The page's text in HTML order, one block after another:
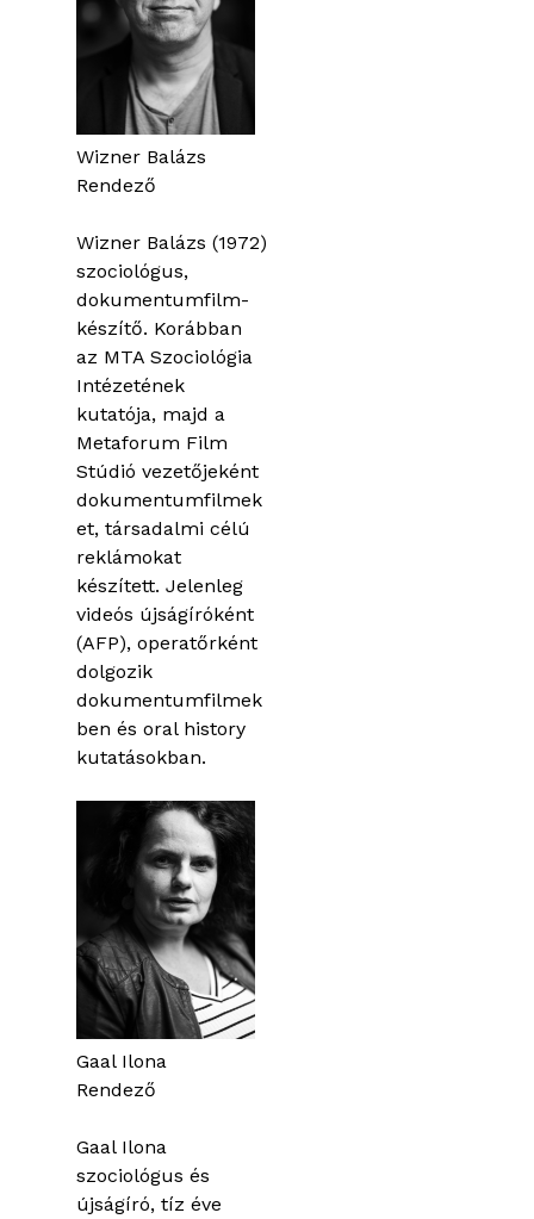
Wizner Balázs
Rendező
Wizner Balázs (1972)
szociológus,
dokumentumfilm-
készítő. Korábban
az MTA Szociológia
Intézetének
kutatója, majd a
Metaforum Film
Stúdió vezetőjeként
dokumentumfilmek
et, társadalmi célú
reklámokat
készített. Jelenleg
videós újságíróként
(AFP), operatőrként
dolgozik
dokumentumfilmek
ben és oral history
kutatásokban.
Gaal Ilona
Rendező
Gaal Ilona
szociológus és
újságíró, tíz éve